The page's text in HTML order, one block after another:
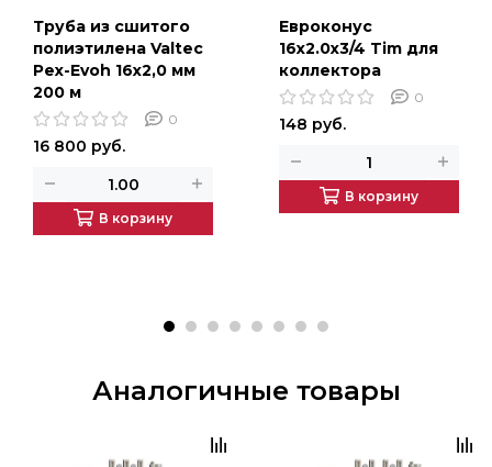
Труба из сшитого
полиэтилена Valtec
Pex-Evoh 16x2,0 мм
200 м
0
16 800 руб.
В корзину
Евроконус
16х2.0х3/4 Tim для
коллектора
0
148 руб.
В корзину
Аналогичные товары